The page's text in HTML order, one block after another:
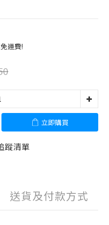
運費!
立即購買
蹤清單
送貨及付款方式